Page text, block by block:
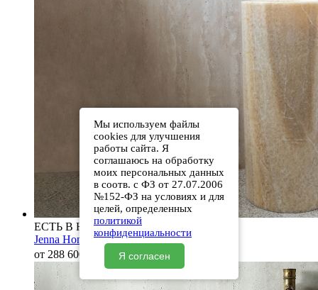
ЕСТЬ В НАЛИЧИИ
Jenna Honey Onyx
от 288 600
Мы используем файлы
cookies для улучшения
работы сайта. Я
соглашаюсь на обработку
моих персональных данных
в соотв. с ФЗ от 27.07.2006
№152-ФЗ на условиях и для
целей, определенных
политикой
конфиденциальности
Я согласен